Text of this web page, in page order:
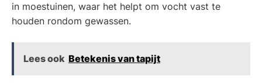
in moestuinen, waar het helpt om vocht vast te
houden rondom gewassen.
Lees ook Betekenis van tapijt